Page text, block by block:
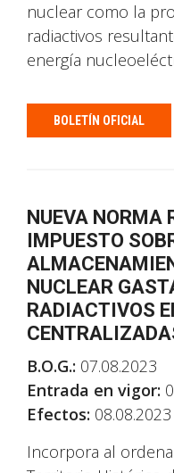
nuclear como la
radiactivos
energía
BOLETÍN OFICIAL
NUEVA NORMA
IMPUESTO
NUCLEAR
RADIACTIVOS
B.O.G.: 07.08.2023
Entrada en vigor:
Efectos: 08.08.2023
Incorpora al